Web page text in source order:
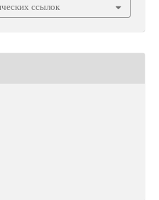
ссылок